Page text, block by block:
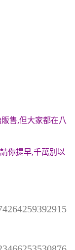
售,但大家都在八
你提早,千萬別以